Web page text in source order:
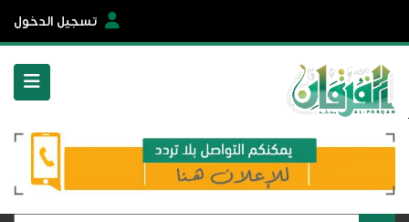
تسجيل الدخول